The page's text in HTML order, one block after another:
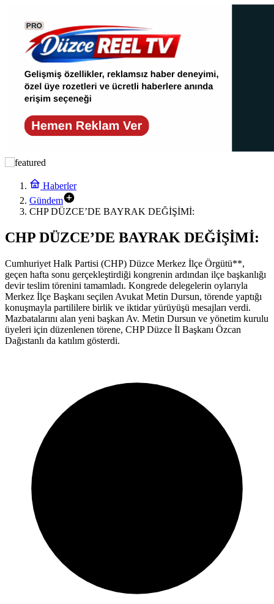
Haberler
Gündem
CHP DÜZCE’DE BAYRAK DEĞİŞİMİ:
CHP DÜZCE’DE BAYRAK DEĞİŞİMİ:
Cumhuriyet Halk Partisi (CHP) Düzce Merkez İlçe Örgütü**,
geçen hafta sonu gerçekleştirdiği kongrenin ardından ilçe başkanlığı
devir teslim törenini tamamladı. Kongrede delegelerin oylarıyla
Merkez İlçe Başkanı seçilen Avukat Metin Dursun, törende yaptığı
konuşmayla partililere birlik ve iktidar yürüyüşü mesajları verdi.
Mazbatalarını alan yeni başkan Av. Metin Dursun ve yönetim kurulu
üyeleri için düzenlenen törene, CHP Düzce İl Başkanı Özcan
Dağıstanlı da katılım gösterdi.